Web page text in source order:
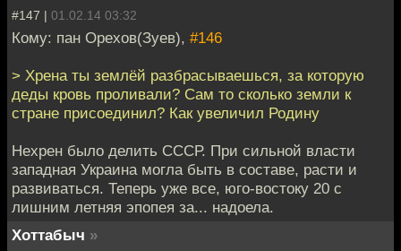
#147 | 01.02.14 03:32
Кому: пан Орехов(Зуев), #146
> Хрена ты землёй разбрасываешься, за которую
деды кровь проливали? Сам то сколько земли к
стране присоединил? Как увеличил Родину
Нехрен было делить СССР. При сильной власти
западная Украина могла быть в составе, расти и
развиваться. Теперь уже все, юго-востоку 20 с
лишним летняя эпопея за... надоела.
Хоттабыч »